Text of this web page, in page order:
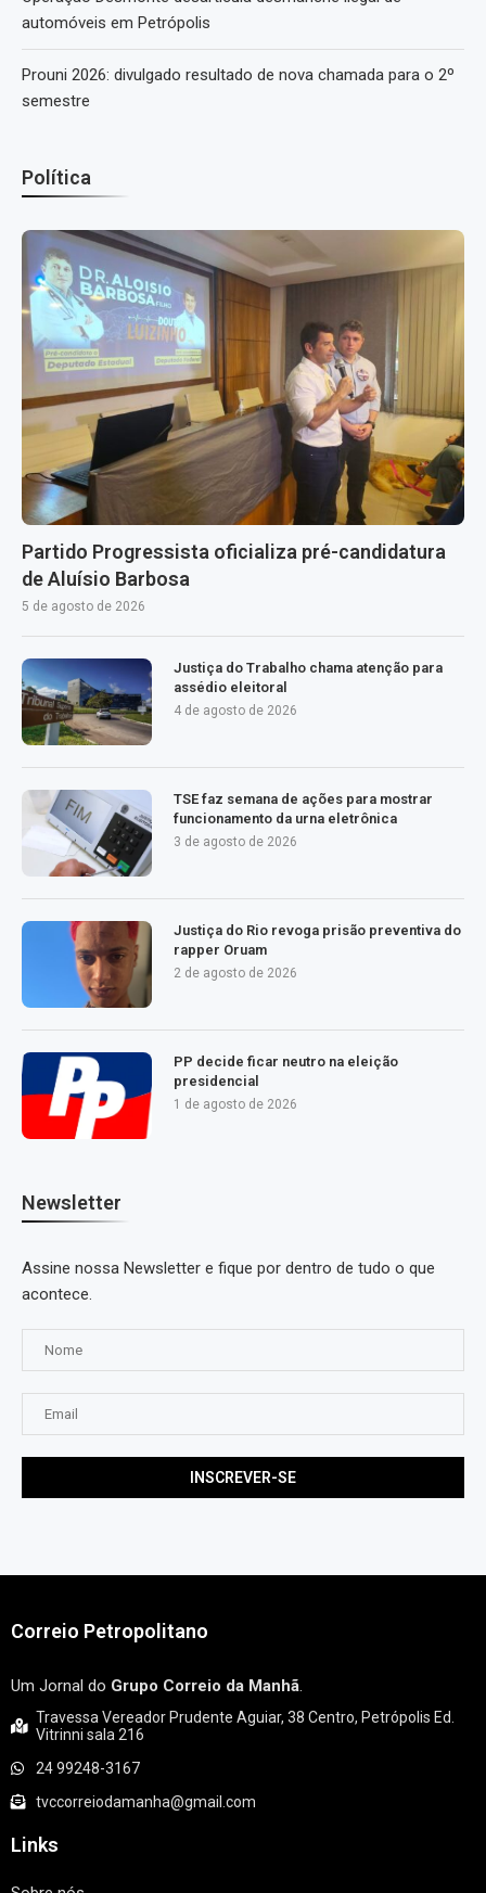
automóveis em Petrópolis
Prouni 2026: divulgado resultado de nova chamada para o 2º
semestre
Política
Partido Progressista oficializa pré-candidatura
de Aluísio Barbosa
5 de agosto de 2026
Justiça do Trabalho chama atenção para
assédio eleitoral
4 de agosto de 2026
TSE faz semana de ações para mostrar
funcionamento da urna eletrônica
3 de agosto de 2026
Justiça do Rio revoga prisão preventiva do
rapper Oruam
2 de agosto de 2026
PP decide ficar neutro na eleição
presidencial
1 de agosto de 2026
Newsletter
Assine nossa Newsletter e fique por dentro de tudo o que
acontece.
Correio Petropolitano
Um Jornal do Grupo Correio da Manhã.
Travessa Vereador Prudente Aguiar, 38 Centro, Petrópolis Ed.
Vitrinni sala 216
24 99248-3167
tvccorreiodamanha@gmail.com
Links